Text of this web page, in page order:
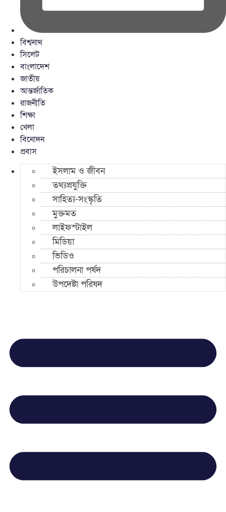
বিশ্বনাথ
সিলেট
বাংলাদেশ
জাতীয়
আন্তর্জাতিক
রাজনীতি
শিক্ষা
খেলা
বিনোদন
প্রবাস
ইসলাম ও জীবন
তথ্যপ্রযুক্তি
সাহিত্য-সংস্কৃতি
মুক্তমত
লাইফস্টাইল
মিডিয়া
ভিডিও
পরিচালনা পর্ষদ
উপদেষ্টা পরিষদ